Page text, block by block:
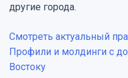
другие города.
Смотреть актуальный
Профили и молдинги с
Востоку